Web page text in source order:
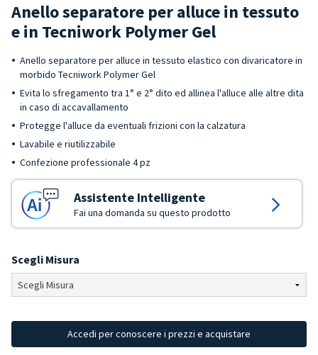
Anello separatore per alluce in tessuto
e in Tecniwork Polymer Gel
Anello separatore per alluce in tessuto elastico con divaricatore in
morbido Tecniwork Polymer Gel
Evita lo sfregamento tra 1° e 2° dito ed allinea l'alluce alle altre dita
in caso di accavallamento
Protegge l'alluce da eventuali frizioni con la calzatura
Lavabile e riutilizzabile
Confezione professionale 4 pz
Assistente Intelligente
Fai una domanda su questo prodotto
Scegli Misura
Accedi per conoscere i prezzi e acquistare